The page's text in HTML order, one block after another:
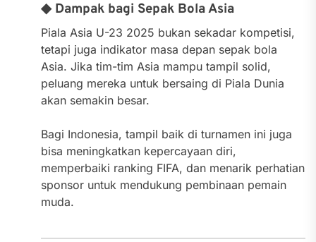
◆ Dampak bagi Sepak Bola Asia
Piala Asia U-23 2025 bukan sekadar kompetisi,
tetapi juga indikator masa depan sepak bola
Asia. Jika tim-tim Asia mampu tampil solid,
peluang mereka untuk bersaing di Piala Dunia
akan semakin besar.
Bagi Indonesia, tampil baik di turnamen ini juga
bisa meningkatkan kepercayaan diri,
memperbaiki ranking FIFA, dan menarik perhatian
sponsor untuk mendukung pembinaan pemain
muda.